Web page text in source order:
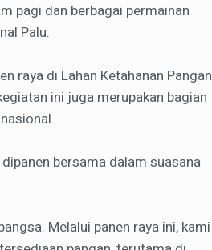
pagi dan berbagai permainan
Palu.
raya di Lahan Ketahanan Pangan
ini juga merupakan bagian
bersama dalam suasana
Melalui panen raya ini, kami